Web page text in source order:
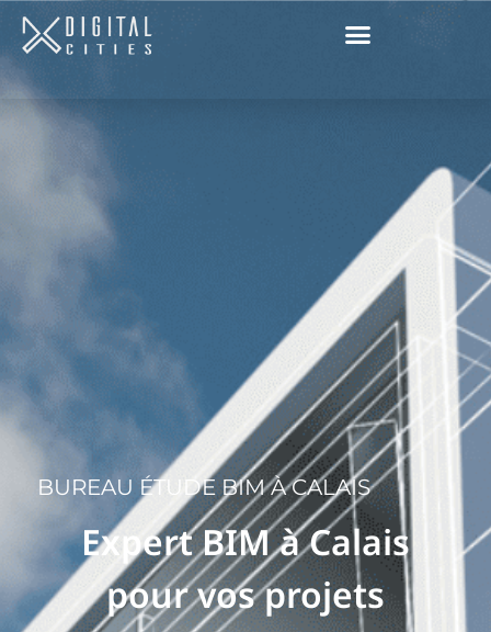
BUREAU ÉTUDE BIM À CALAIS
Expert BIM à Calais
pour vos projets